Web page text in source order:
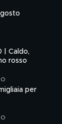
| Caldo,
rosso
per